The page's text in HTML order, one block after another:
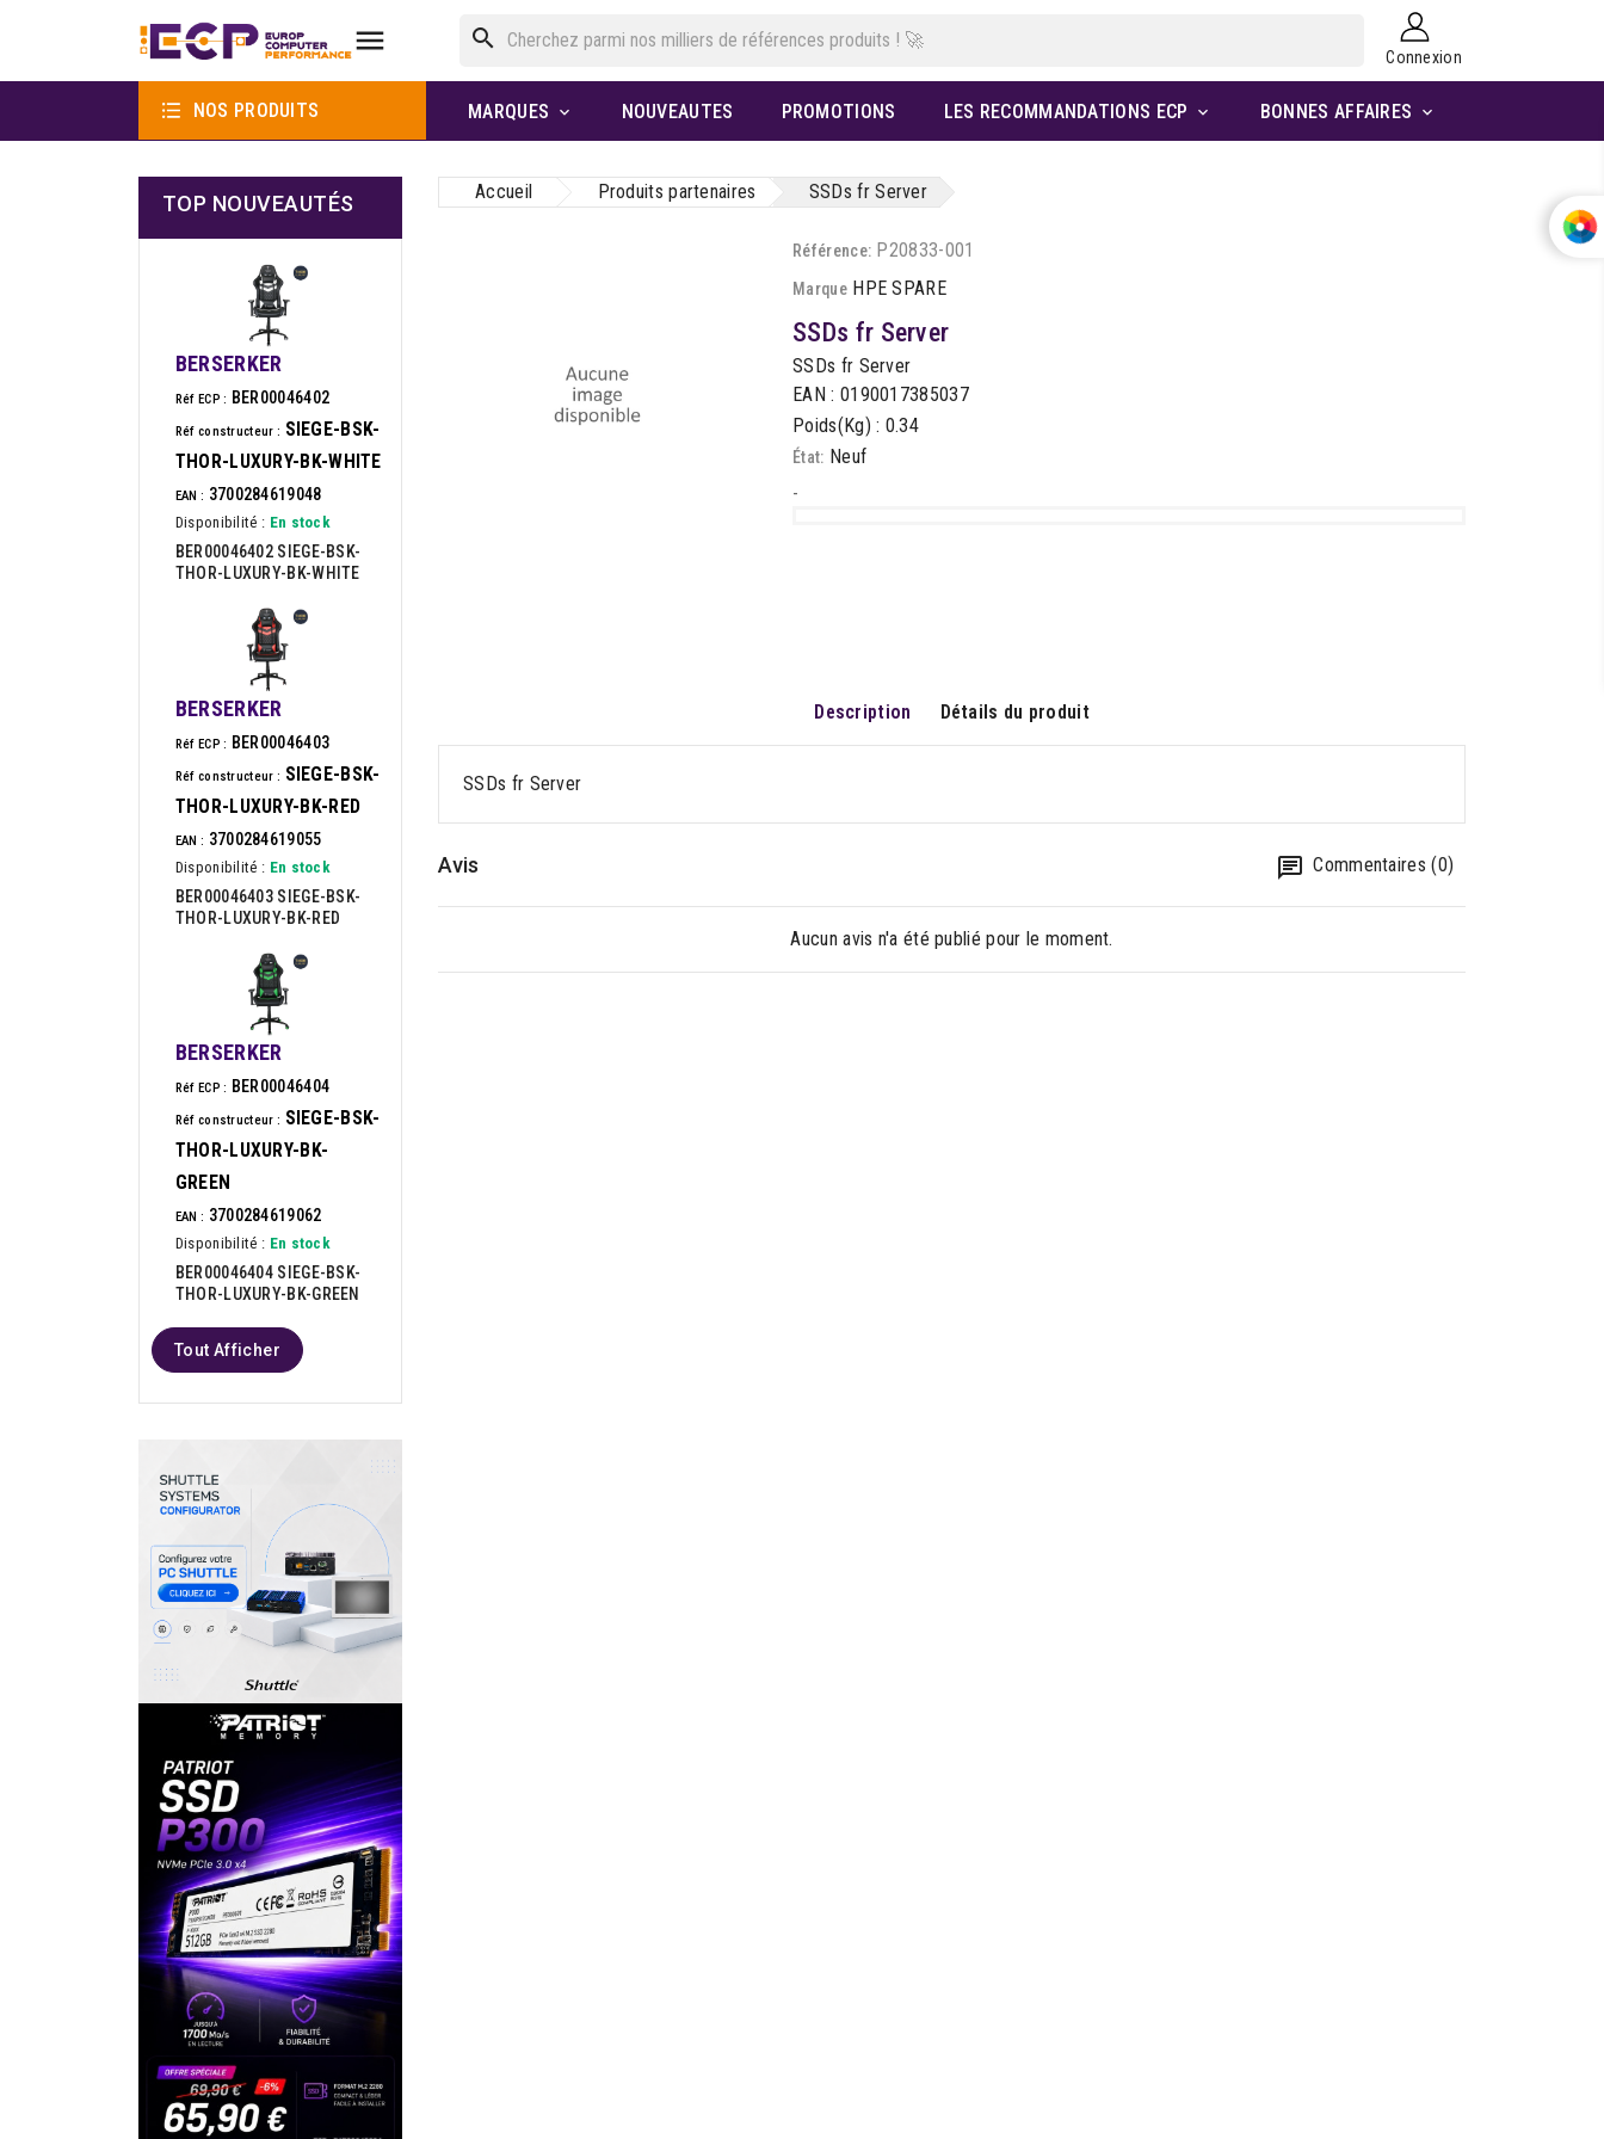
 search
Connexion
 NOS PRODUITS MARQUES  NOUVEAUTES PROMOTIONS LES RECOMMANDATIONS ECP  BONNES AFFAIRES 
TOP NOUVEAUTÉS
BERSERKER
Réf ECP : BER00046402
Réf constructeur : SIEGE-BSK-
THOR-LUXURY-BK-WHITE
EAN : 3700284619048
Disponibilité : En stock
BER00046402 SIEGE-BSK-
THOR-LUXURY-BK-WHITE
BERSERKER
Réf ECP : BER00046403
Réf constructeur : SIEGE-BSK-
THOR-LUXURY-BK-RED
EAN : 3700284619055
Disponibilité : En stock
BER00046403 SIEGE-BSK-
THOR-LUXURY-BK-RED
BERSERKER
Réf ECP : BER00046404
Réf constructeur : SIEGE-BSK-
THOR-LUXURY-BK-
GREEN
EAN : 3700284619062
Disponibilité : En stock
BER00046404 SIEGE-BSK-
THOR-LUXURY-BK-GREEN
Tout Afficher
Accueil Produits partenaires SSDs fr Server
Référence: P20833-001
Marque HPE SPARE
SSDs fr Server
SSDs fr Server
EAN : 0190017385037
Poids(Kg) : 0.34
État: Neuf
-
Description Détails du produit
SSDs fr Server
Avis Commentaires (0)
Aucun avis n'a été publié pour le moment.